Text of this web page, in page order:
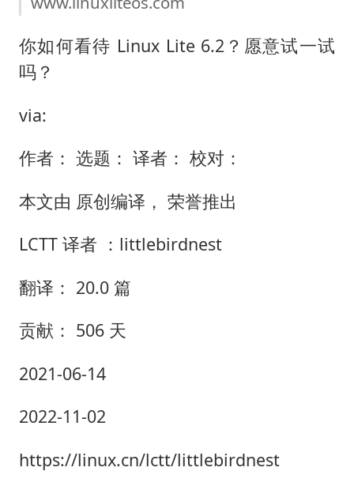
你如何看待 Linux Lite 6.2？愿意试一试
吗？
via:
作者： 选题： 译者： 校对：
本文由 原创编译， 荣誉推出
LCTT 译者 ：littlebirdnest
翻译： 20.0 篇
贡献： 506 天
2021-06-14
2022-11-02
https://linux.cn/lctt/littlebirdnest